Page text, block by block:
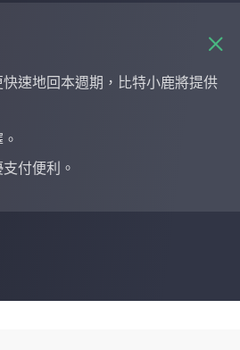
速地回本週期，比特小鹿將提供
付便利。